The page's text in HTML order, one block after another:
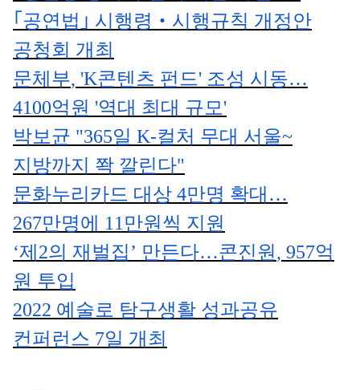
｢ 공연법 ｣ 시행령 ‧ 시행규칙 개정안
공청회 개최
문체부, 'K콘텐츠 펀드' 조성 시동…
4100억원 '역대 최대 규모'
박보균 "365일 K-컬처 무대 서울~
지방까지 쫙 깔린다"
문화누리카드 대상 4만명 확대 …
267만명에 11 만원씩 지원
‘제 2의 재벌집’ 만든다…콘진원 , 957억
원 투입
2022 예술로 탐구생활 성과공유
컨퍼런스 7일 개최